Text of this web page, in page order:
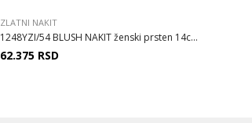
ZLATNI NAKIT
1248YZI/54 BLUSH NAKIT ženski prsten 14c...
62.375 RSD